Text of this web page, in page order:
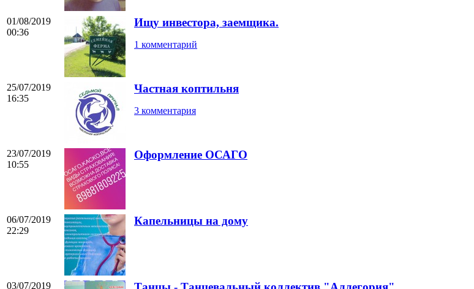
01/08/2019
00:36
Ищу инвестора, заемщика.
1 комментарий
25/07/2019
16:35
Частная коптильня
3 комментария
23/07/2019
10:55
Оформление ОСАГО
06/07/2019
22:29
Капельницы на дому
03/07/2019